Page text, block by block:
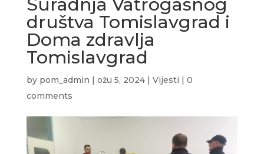
Suradnja Vatrogasnog
društva Tomislavgrad i
Doma zdravlja
Tomislavgrad
by pom_admin | ožu 5, 2024| Vijesti | 0
comments